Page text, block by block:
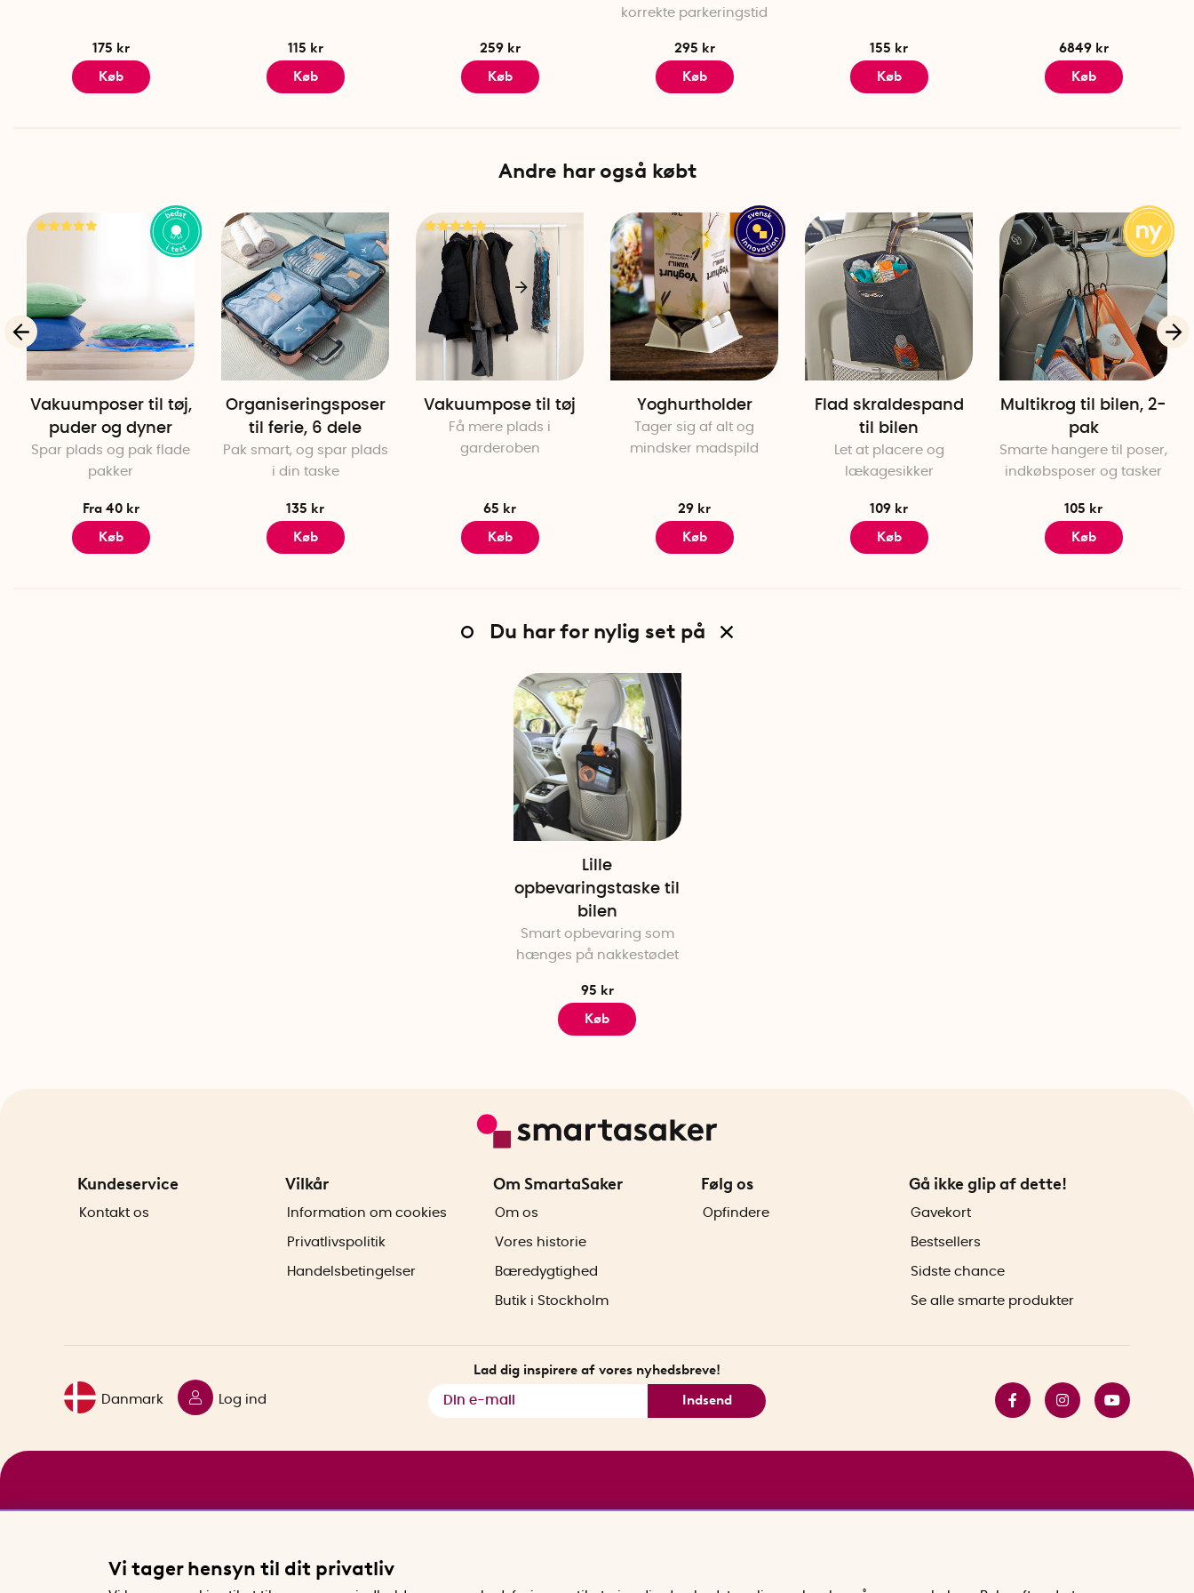
175 kr
Køb
115 kr
Køb
259 kr
Køb
korrekte parkeringstid
295 kr
Køb
155 kr
Køb
6849 kr
Køb
Andre har også købt
Vakuumposer til tøj,
puder og dyner
Spar plads og pak flade
pakker
Fra 40 kr
Køb
Organiseringsposer
til ferie, 6 dele
Pak smart, og spar plads
i din taske
135 kr
Køb
Vakuumpose til tøj
Få mere plads i
garderoben
65 kr
Køb
Yoghurtholder
Tager sig af alt og
mindsker madspild
29 kr
Køb
Flad skraldespand
til bilen
Let at placere og
lækagesikker
109 kr
Køb
Multikrog til bilen, 2-
pak
Smarte hangere til poser,
indkøbsposer og tasker
105 kr
Køb
Du har for nylig set på
Lille
opbevaringstaske til
bilen
Smart opbevaring som
hænges på nakkestødet
95 kr
Køb
Kundeservice
Kontakt os
Vilkår
Information om cookies
Privatlivspolitik
Handelsbetingelser
Om SmartaSaker
Om os
Vores historie
Bæredygtighed
Butik i Stockholm
Følg os
Opfindere
Gå ikke glip af dette!
Gavekort
Bestsellers
Sidste chance
Se alle smarte produkter
Danmark Log ind
Lad dig inspirere af vores nyhedsbreve!
Indsend
Vi tager hensyn til dit privatliv